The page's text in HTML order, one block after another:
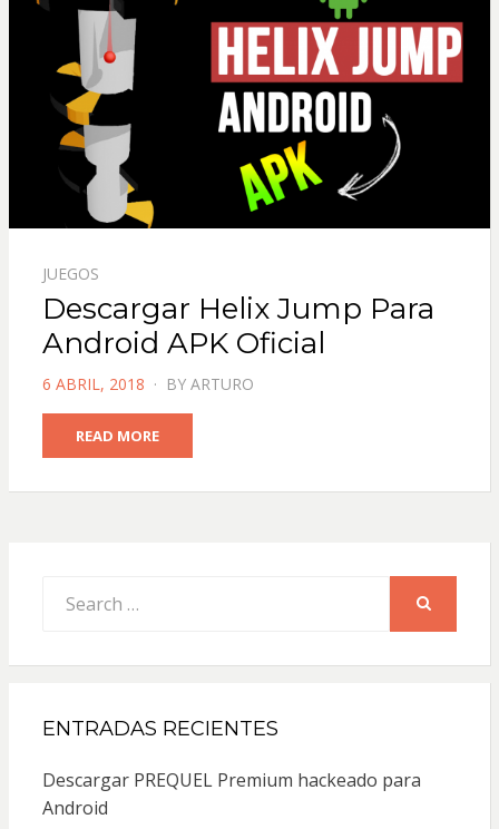
JUEGOS
Descargar Helix Jump Para
Android APK Oficial
POSTED
6 ABRIL, 2018 BY ARTURO
READ MORE
for:
ENTRADAS RECIENTES
Descargar PREQUEL Premium hackeado para
Android